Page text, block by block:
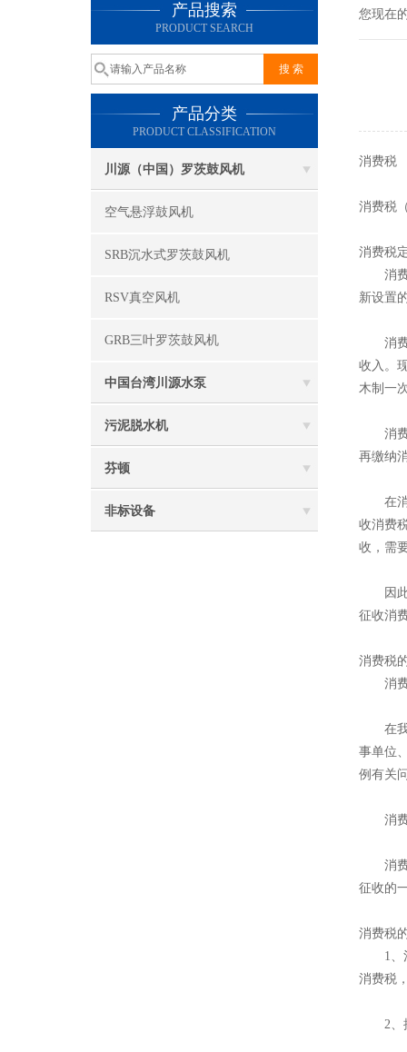
产品搜索
PRODUCT SEARCH
产品分类
PRODUCT CLASSIFICATION
川源（中国）罗茨鼓风机
空气悬浮鼓风机
SRB沉水式罗茨鼓风机
RSV真空风机
GRB三叶罗茨鼓风机
中国台湾川源水泵
污泥脱水机
芬顿
非标设备
您现在
消费税
消费税
消费税
消费
新设置
消费
收入。
木制一
消费
再缴纳
在消
收消费
收，需
因此
征收消
消费税
消费
在我
事单位
例有关
消费
消费
征收的
消费税
1、消
消费税
2、按